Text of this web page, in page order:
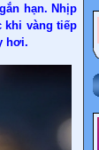
hạn. Nhịp
khi vàng tiếp
hơi.